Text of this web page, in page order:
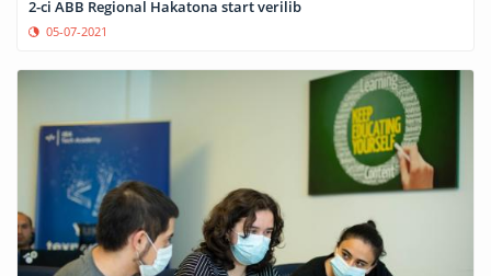
2-ci ABB Regional Hakatona start verilib
05-07-2021